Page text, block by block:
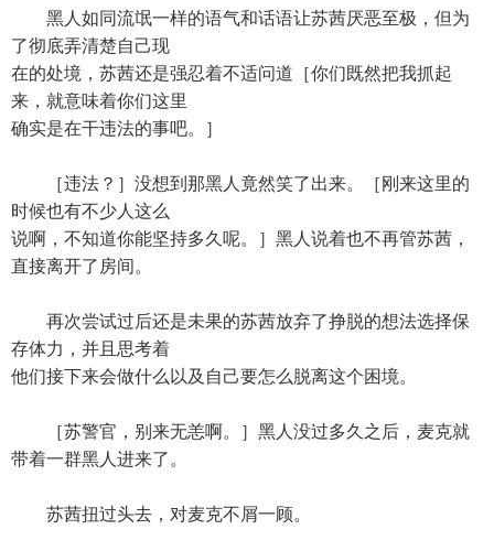
黑人如同流氓一样的语气和话语让苏茜厌恶至极，但为
了彻底弄清楚自己现
在的处境，苏茜还是强忍着不适问道［你们既然把我抓起
来，就意味着你们这里
确实是在干违法的事吧。］
［违法？］没想到那黑人竟然笑了出来。［刚来这里的
时候也有不少人这么
说啊，不知道你能坚持多久呢。］黑人说着也不再管苏茜，
直接离开了房间。
再次尝试过后还是未果的苏茜放弃了挣脱的想法选择保
存体力，并且思考着
他们接下来会做什么以及自己要怎么脱离这个困境。
［苏警官，别来无恙啊。］黑人没过多久之后，麦克就
带着一群黑人进来了。
苏茜扭过头去，对麦克不屑一顾。